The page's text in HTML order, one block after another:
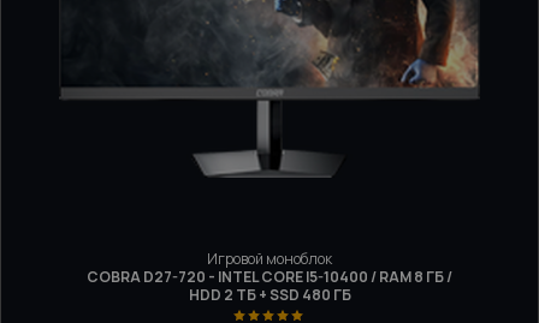
Игровой моноблок
COBRA D27-720 - INTEL CORE I5-10400 / RAM 8 ГБ /
HDD 2 ТБ + SSD 480 ГБ